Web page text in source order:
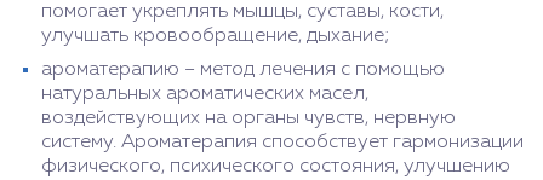
помогает укреплять мышцы, суставы, кости,
улучшать кровообращение, дыхание;
ароматерапию – метод лечения с помощью
натуральных ароматических масел,
воздействующих на органы чувств, нервную
систему. Ароматерапия способствует гармонизации
физического, психического состояния, улучшению